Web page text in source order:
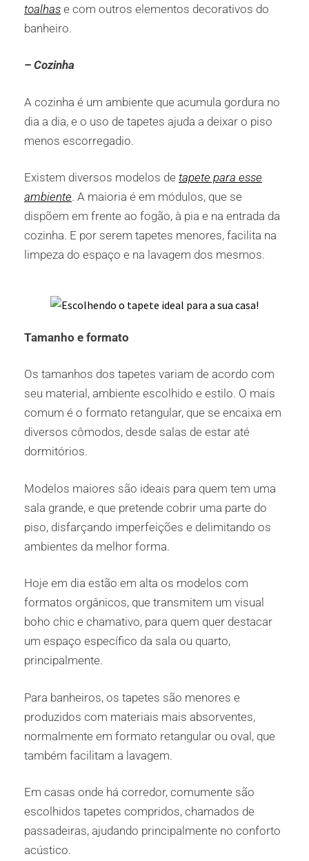
toalhas e com outros elementos decorativos do
banheiro.
– Cozinha
A cozinha é um ambiente que acumula gordura no
dia a dia, e o uso de tapetes ajuda a deixar o piso
menos escorregadio.
Existem diversos modelos de tapete para esse
ambiente. A maioria é em módulos, que se
dispõem em frente ao fogão, à pia e na entrada da
cozinha. E por serem tapetes menores, facilita na
limpeza do espaço e na lavagem dos mesmos.
Tamanho e formato
Os tamanhos dos tapetes variam de acordo com
seu material, ambiente escolhido e estilo. O mais
comum é o formato retangular, que se encaixa em
diversos cômodos, desde salas de estar até
dormitórios.
Modelos maiores são ideais para quem tem uma
sala grande, e que pretende cobrir uma parte do
piso, disfarçando imperfeições e delimitando os
ambientes da melhor forma.
Hoje em dia estão em alta os modelos com
formatos orgânicos, que transmitem um visual
boho chic e chamativo, para quem quer destacar
um espaço específico da sala ou quarto,
principalmente.
Para banheiros, os tapetes são menores e
produzidos com materiais mais absorventes,
normalmente em formato retangular ou oval, que
também facilitam a lavagem.
Em casas onde há corredor, comumente são
escolhidos tapetes compridos, chamados de
passadeiras, ajudando principalmente no conforto
acústico.